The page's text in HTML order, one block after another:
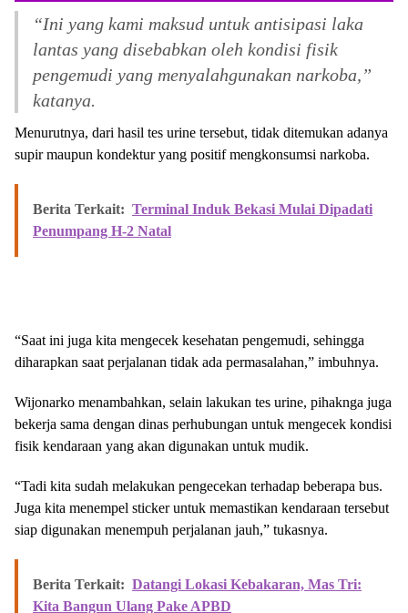
“Ini yang kami maksud untuk antisipasi laka
lantas yang disebabkan oleh kondisi fisik
pengemudi yang menyalahgunakan narkoba,”
katanya.
Menurutnya, dari hasil tes urine tersebut, tidak ditemukan adanya
supir maupun kondektur yang positif mengkonsumsi narkoba.
Berita Terkait: Terminal Induk Bekasi Mulai Dipadati
Penumpang H-2 Natal
“Saat ini juga kita mengecek kesehatan pengemudi, sehingga
diharapkan saat perjalanan tidak ada permasalahan,” imbuhnya.
Wijonarko menambahkan, selain lakukan tes urine, pihaknga juga
bekerja sama dengan dinas perhubungan untuk mengecek kondisi
fisik kendaraan yang akan digunakan untuk mudik.
“Tadi kita sudah melakukan pengecekan terhadap beberapa bus.
Juga kita menempel sticker untuk memastikan kendaraan tersebut
siap digunakan menempuh perjalanan jauh,” tukasnya.
Berita Terkait: Datangi Lokasi Kebakaran, Mas Tri:
Kita Bangun Ulang Pake APBD